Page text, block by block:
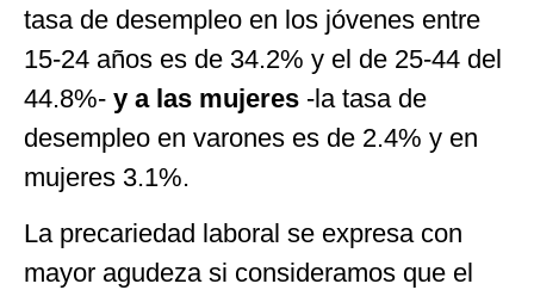
tasa de desempleo en los jóvenes entre
15-24 años es de 34.2% y el de 25-44 del
44.8%- y a las mujeres -la tasa de
desempleo en varones es de 2.4% y en
mujeres 3.1%.
La precariedad laboral se expresa con
mayor agudeza si consideramos que el